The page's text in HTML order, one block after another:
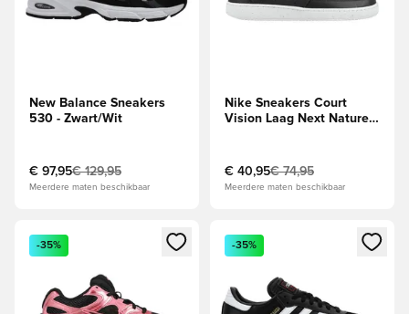
New Balance Sneakers
530 - Zwart/Wit
€ 97,95€ 129,95
Meerdere maten beschikbaar
Nike Sneakers Court
Vision Laag Next Nature -
€ 40,95€ 74,95
Meerdere maten beschikbaar
Opent een venster om in te loggen of je aan te melden als
-35%
Opent een venster om in te
-35%